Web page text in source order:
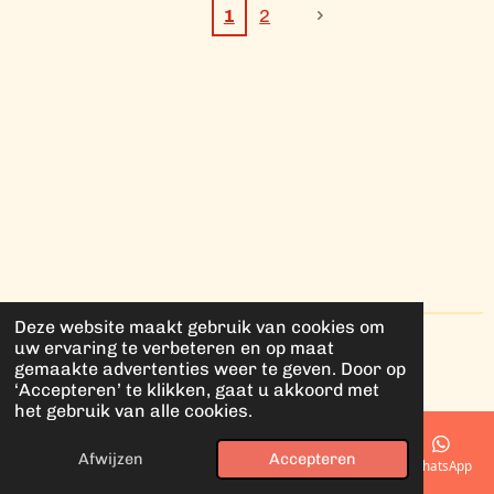
Deze website maakt gebruik van cookies om
uw ervaring te verbeteren en op maat
gemaakte advertenties weer te geven. Door op
‘Accepteren’ te klikken, gaat u akkoord met
het gebruik van alle cookies.
Afwijzen Accepteren
1 2
© 2025 - 2026 studio Meraki
Powered by JouwWeb
E-mailadres Telefoonnummer Kaart Instagram WhatsApp